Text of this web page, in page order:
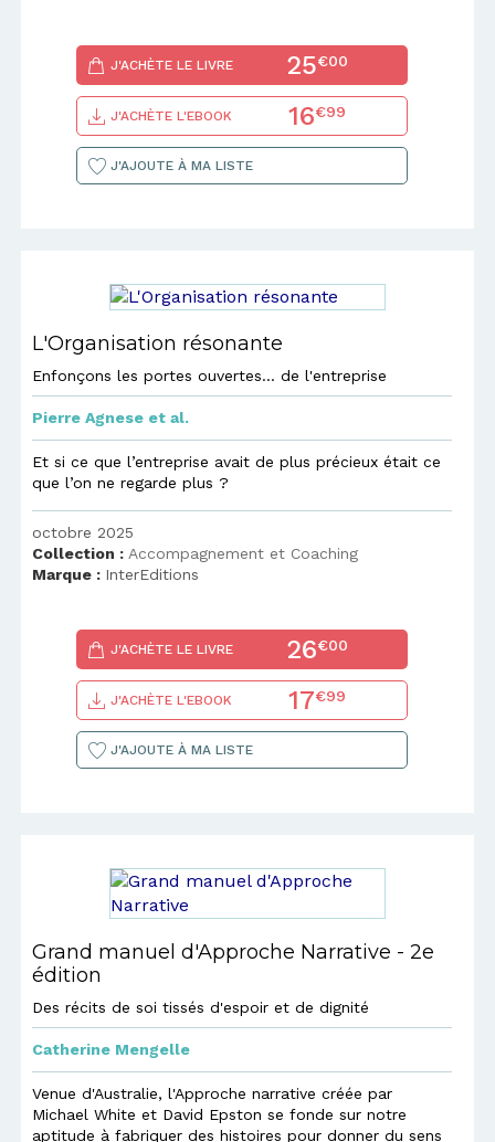
J'ACHÈTE LE LIVRE 25€00
J'ACHÈTE L'EBOOK 16€99
J'AJOUTE À MA LISTE
L'Organisation résonante
Enfonçons les portes ouvertes... de l'entreprise
Pierre Agnese et al.
Et si ce que l’entreprise avait de plus précieux était ce
que l’on ne regarde plus ?
octobre 2025
Collection : Accompagnement et Coaching
Marque : InterEditions
J'ACHÈTE LE LIVRE 26€00
J'ACHÈTE L'EBOOK 17€99
J'AJOUTE À MA LISTE
Grand manuel d'Approche Narrative - 2e
édition
Des récits de soi tissés d'espoir et de dignité
Catherine Mengelle
Venue d'Australie, l'Approche narrative créée par
Michael White et David Epston se fonde sur notre
aptitude à fabriquer des histoires pour donner du sens